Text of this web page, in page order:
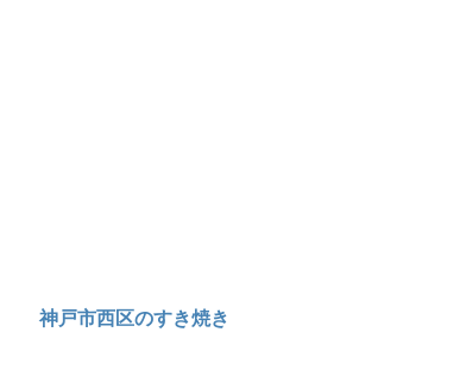
神戸市西区のすき焼き